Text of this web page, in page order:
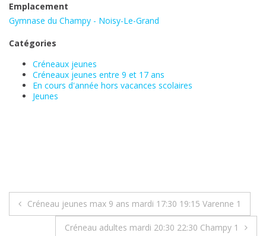
Emplacement
Gymnase du Champy - Noisy-Le-Grand
Catégories
Créneaux jeunes
Créneaux jeunes entre 9 et 17 ans
En cours d'année hors vacances scolaires
Jeunes
Navigation
Créneau jeunes max 9 ans mardi 17:30 19:15 Varenne 1
Créneau adultes mardi 20:30 22:30 Champy 1